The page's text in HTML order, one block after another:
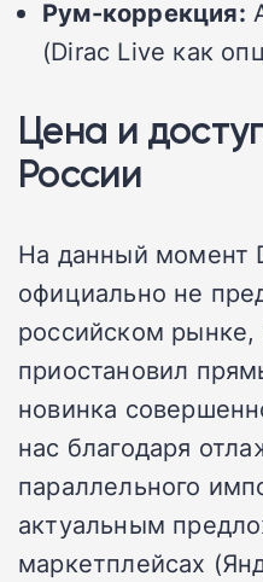
Рум-коррекция:
(Dirac Live как
Цена и
России
На данный момент
официально не
российском рынке,
приостановил
новинка
нас благодаря
параллельного
актуальным
маркетплейсах